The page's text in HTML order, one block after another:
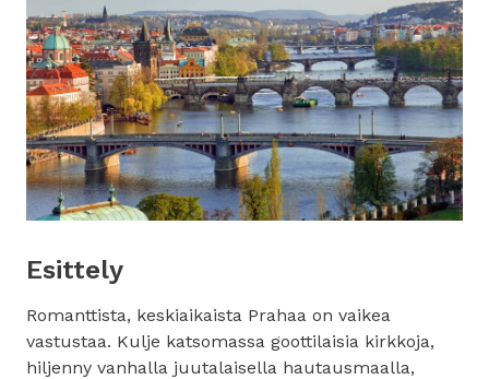
Esittely
Romanttista, keskiaikaista Prahaa on vaikea
vastustaa. Kulje katsomassa goottilaisia kirkkoja,
hiljenny vanhalla juutalaisella hautausmaalla,